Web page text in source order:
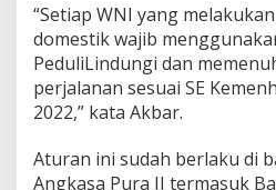
“Setiap WNI yang
domestik wajib
PeduliLindungi dan
perjalanan sesuai SE
2022,” kata Akbar.
Aturan ini sudah berlaku di
Angkasa Pura II termasuk